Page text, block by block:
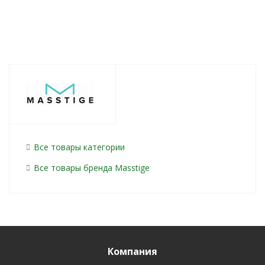
Все товары категории
Все товары бренда Masstige
Компания